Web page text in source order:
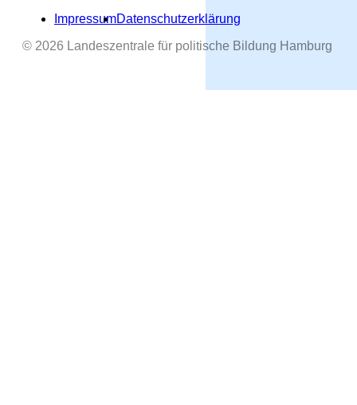
ImpressumDatenschutzerklärung
© 2026 Landeszentrale für politische Bildung Hamburg